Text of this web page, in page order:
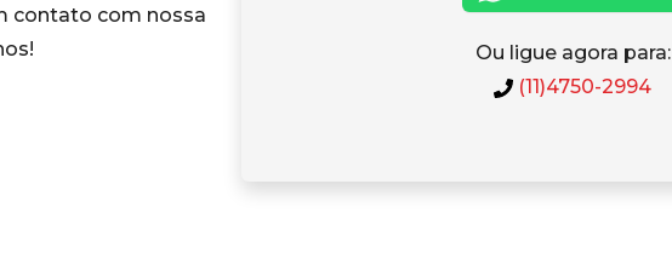
contato com nossa
Ou ligue agora para:
(11)4750-2994